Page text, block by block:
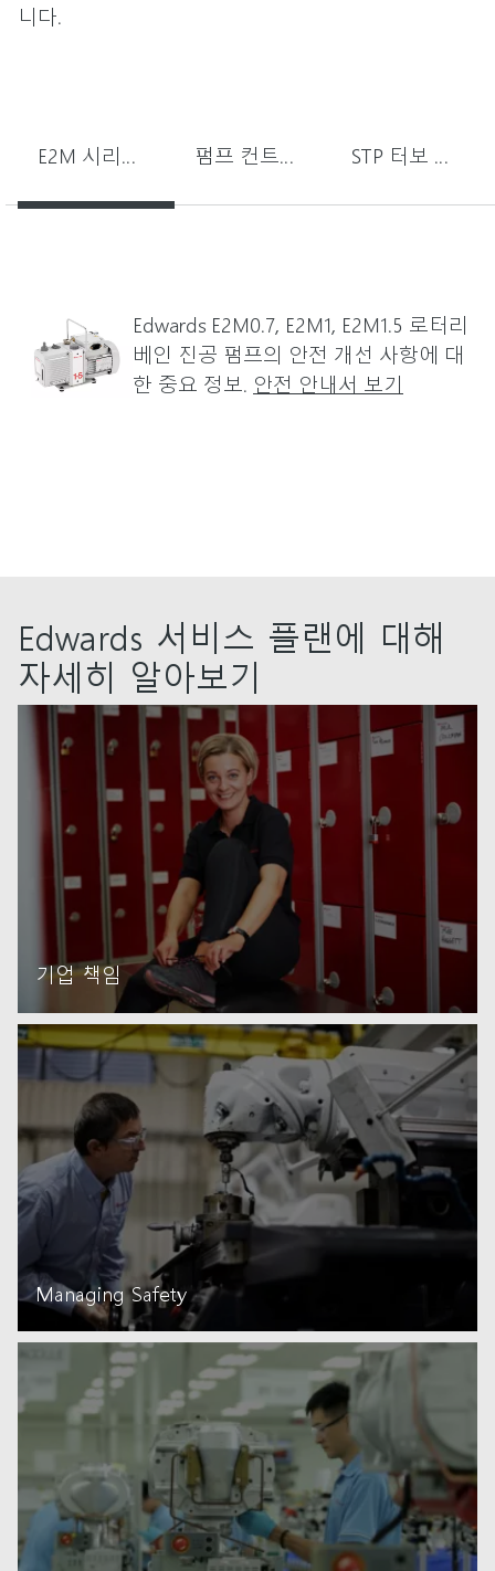
니다.
E2M 시리즈 펌프 모터 카패시터 펌프 컨트롤러 옵토아이솔레이터 STP 터보 분자 펌프 유지 보수
Edwards E2M0.7, E2M1, E2M1.5 로터리
베인 진공 펌프의 안전 개선 사항에 대
한 중요 정보. 안전 안내서 보기
Edwards 서비스 플랜에 대해
자세히 알아보기
기업 책임
자세히 읽기
Managing Safety
자세히 읽기